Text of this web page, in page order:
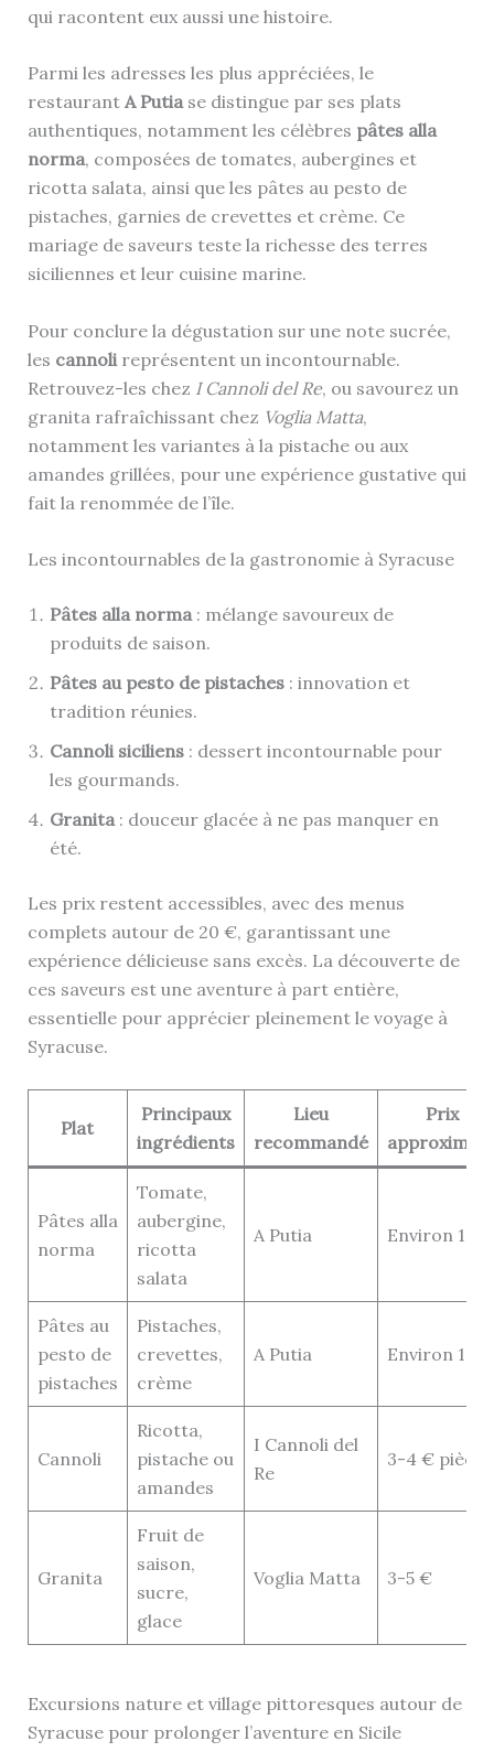
qui racontent eux aussi une histoire.
Parmi les adresses les plus appréciées, le
restaurant A Putiase distingue par ses plats
authentiques, notamment les célèbres pâtes alla
norma, composées de tomates, aubergines et
ricotta salata, ainsi que les pâtes au pesto de
pistaches, garnies de crevettes et crème. Ce
mariage de saveurs teste la richesse des terres
siciliennes et leur cuisine marine.
Pour conclure la dégustation sur une note sucrée,
les cannolireprésentent un incontournable.
Retrouvez-les chez I Cannoli del Re, ou savourez un
granita rafraîchissant chez Voglia Matta,
notamment les variantes à la pistache ou aux
amandes grillées, pour une expérience gustative qui
fait la renommée de l’île.
Les incontournables de la gastronomie à Syracuse
Pâtes alla norma: mélange savoureux de
produits de saison.
Pâtes au pesto de pistaches: innovation et
tradition réunies.
Cannoli siciliens: dessert incontournable pour
les gourmands.
Granita: douceur glacée à ne pas manquer en
été.
Les prix restent accessibles, avec des menus
complets autour de 20 €, garantissant une
expérience délicieuse sans excès. La découverte de
ces saveurs est une aventure à part entière,
essentielle pour apprécier pleinement le voyage à
Syracuse.
Plat
Principaux
ingrédients
Lieu
recommandé
Prix
Pâtes alla
norma
Tomate,
aubergine,
ricotta
salata
A Putia Environ 12 €
Pâtes au
pesto de
pistaches
Pistaches,
crevettes,
crème
A Putia Environ 13 €
Cannoli
Ricotta,
pistache ou
amandes
I Cannoli del
Re
3-4 € pièce
Granita
Fruit de
saison,
sucre,
glace
Voglia Matta 3-5 €
Excursions nature et village pittoresques autour de
Syracuse pour prolonger l’aventure en Sicile